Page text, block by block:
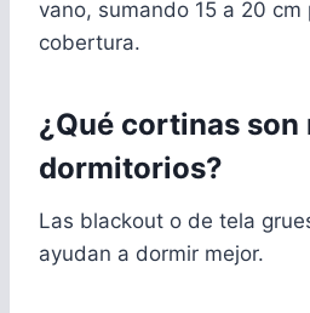
vano, sumando 15 a 20
cobertura.
¿Qué cortinas son
dormitorios?
Las blackout o de tela
ayudan a dormir mejor.